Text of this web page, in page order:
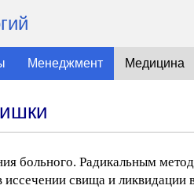
Менеджмент Медицина
больного. Радикальным
свища и ликвидации